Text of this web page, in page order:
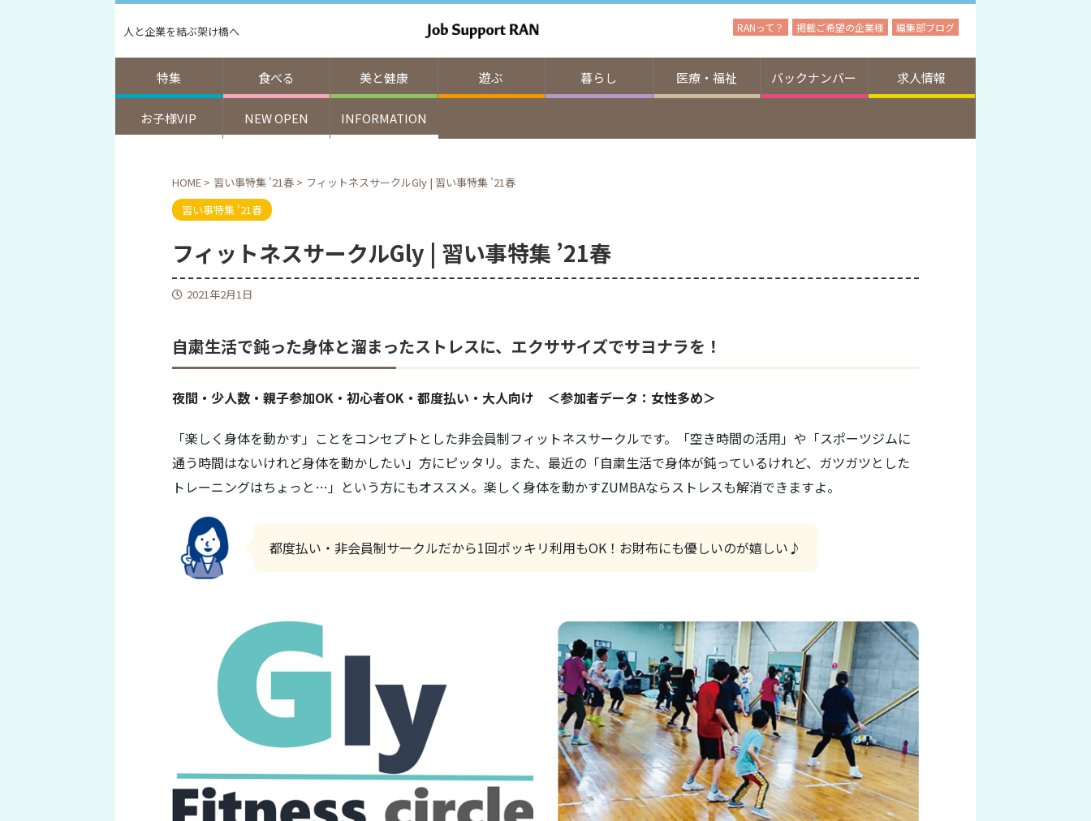
人と企業を結ぶ架け橋へ RANって？ 掲載ご希望の企業様 編集部ブログ
特集 食べる 美と健康 遊ぶ 暮らし 医療・福祉 バックナンバー 求人情報
お子様VIP NEW OPEN INFORMATION
HOME > 習い事特集 '21春 > フィットネスサークルGly | 習い事特集 ’21春
習い事特集 '21春
フィットネスサークルGly | 習い事特集 ’21春
2021年2月1日
自粛生活で鈍った身体と溜まったストレスに、エクササイズでサヨナラを！
夜間・少人数・親子参加OK・初心者OK・都度払い・大人向け ＜参加者データ：女性多め＞
「楽しく身体を動かす」ことをコンセプトとした非会員制フィットネスサークルです。「空き時間の活用」や「スポーツジムに
通う時間はないけれど身体を動かしたい」方にピッタリ。また、最近の「自粛生活で身体が鈍っているけれど、ガツガツとした
トレーニングはちょっと…」という方にもオススメ。楽しく身体を動かすZUMBAならストレスも解消できますよ。
都度払い・非会員制サークルだから1回ポッキリ利用もOK！お財布にも優しいのが嬉しい♪